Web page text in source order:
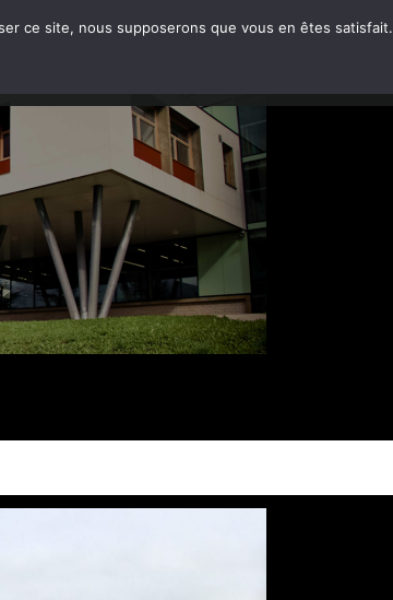
ce site, nous supposerons que vous en êtes satisfait.